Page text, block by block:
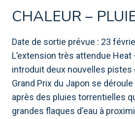
CHALEUR –
Date de sortie prévue : 23
L’extension très attendue Heat
introduit deux nouvelles pistes
Grand Prix du Japon se
après des pluies torrentielles
grandes flaques d'eau à